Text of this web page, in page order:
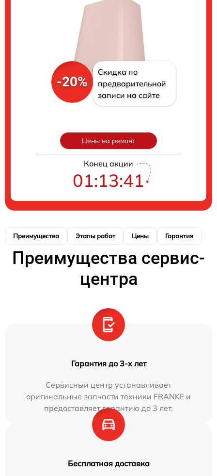
-20%
Скидка по
предварительной
записи на сайте
Цены на ремонт
Конец акции
01:13:41
Преимущества Этапы работ Цены Гарантия
Преимущества сервис-
центра
Гарантия до 3-х лет
Сервисный центр устанавливает
оригинальные запчасти техники FRANKE и
предоставляет гарантию до 3 лет.
Бесплатная доставка